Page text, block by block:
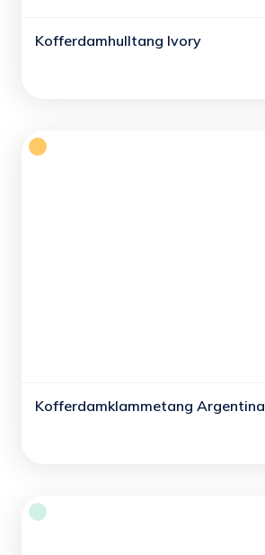
Kofferdamhulltang Ivory
Kofferdamklammetang Argentina